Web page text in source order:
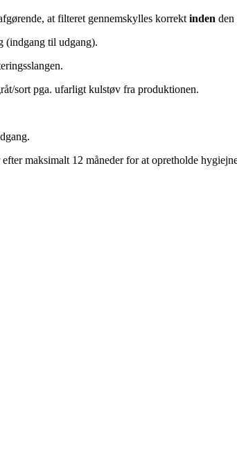
at filteret gennemskylles korrektinden den
(indgang til udgang).
sort pga. ufarligt kulstøv fra produktionen.
maksimalt 12 måneder for at opretholde